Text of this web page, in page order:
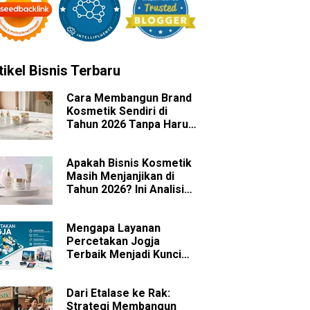
Bisnis Terbaru
Cara Membangun Brand
Kosmetik Sendiri di
Tahun 2026 Tanpa Harus
Apakah Bisnis Kosmetik
Masih Menjanjikan di
Tahun 2026? Ini Analisis
Mengapa Layanan
Percetakan Jogja
Terbaik Menjadi Kunci
Dari Etalase ke Rak:
Strategi Membangun